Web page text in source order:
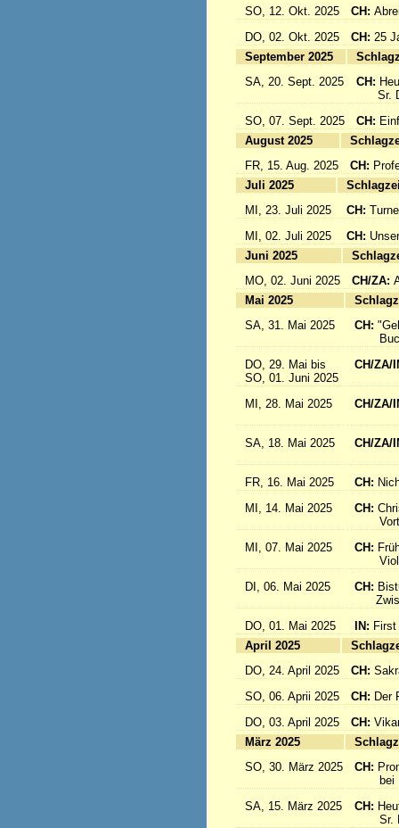
SO, 12. Okt. 2025
CH:
DO, 02. Okt. 2025
CH: 25
September 2025
SA, 20. Sept. 2025
CH:
Sr.
SO, 07. Sept. 2025
CH:
August 2025
FR, 15. Aug. 2025
CH:
Juli 2025
MI, 23. Juli 2025
CH:
MI, 02. Juli 2025
CH:
Juni 2025
MO, 02. Juni 2025
CH/ZA:
Mai 2025
SA, 31. Mai 2025
CH:
DO, 29. Mai bis
SO, 01. Juni 2025
CH/ZA/
MI, 28. Mai 2025
CH/ZA/
SA, 18. Mai 2025
CH/ZA/
FR, 16. Mai 2025
CH:
MI, 14. Mai 2025
CH:
MI, 07. Mai 2025
CH:
DI, 06. Mai 2025
CH:
DO, 01. Mai 2025
IN:
April 2025
DO, 24. April 2025
CH:
SO, 06. Aprii 2025
CH: Der
DO, 03. April 2025
CH:
März 2025
SO, 30. März 2025
CH:
bei
SA, 15. März 2025
CH:
Sr.